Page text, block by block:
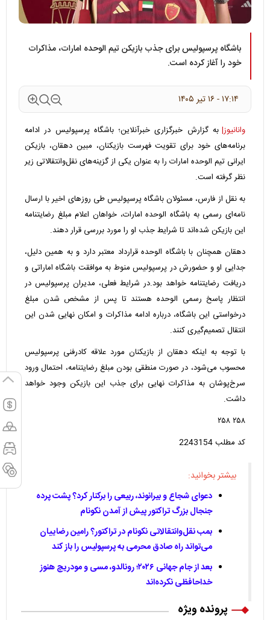
باشگاه پرسپولیس برای جذب بازیکن تیم الوحده امارات، مذاکرات
خود را آغاز کرده است.
۱۷:۱۴ - ۱۶ تير ۱۴۰۵
وانانیوز| به گزارش خبرگزاری خبرآنلاین؛ باشگاه پرسپولیس در ادامه
برنامه‌های خود برای تقویت فهرست بازیکنان، مبین دهقان، بازیکن
ایرانی تیم الوحده امارات را به عنوان یکی از گزینه‌های نقل‌وانتقالاتی زیر
نظر گرفته است.
به نقل از فارس، مسئولان باشگاه پرسپولیس طی روزهای اخیر با ارسال
نامه‌ای رسمی به باشگاه الوحده امارات، خواهان اعلام مبلغ رضایتنامه
این بازیکن شده‌اند تا شرایط جذب او را مورد بررسی قرار دهند.
دهقان همچنان با باشگاه الوحده قرارداد معتبر دارد و به همین دلیل،
جدایی او و حضورش در پرسپولیس منوط به موافقت باشگاه اماراتی و
دریافت رضایتنامه خواهد بود.در شرایط فعلی، مدیران پرسپولیس در
انتظار پاسخ رسمی الوحده هستند تا پس از مشخص شدن مبلغ
درخواستی این باشگاه، درباره ادامه مذاکرات و امکان نهایی شدن این
انتقال تصمیم‌گیری کنند.
با توجه به اینکه دهقان از بازیکنان مورد علاقه کادرفنی پرسپولیس
محسوب می‌شود، در صورت منطقی بودن مبلغ رضایتنامه، احتمال ورود
سرخ‌پوشان به مذاکرات نهایی برای جذب این بازیکن وجود خواهد
داشت.
۲۵۸ ۲۵۸
کد مطلب2243154
بیشتر بخوانید:
دعوای شجاع و بیرانوند، ربیعی را برکنار کرد؟ پشت پرده
جنجال بزرگ تراکتور پیش از آمدن نکونام
بمب نقل‌وانتقالاتی نکونام در تراکتور؟ رامین رضاییان
می‌تواند راه صادق محرمی به پرسپولیس را باز کند
بعد از جام جهانی ۲۰۲۶؛ رونالدو، مسی و مودریچ هنوز
خداحافظی نکرده‌اند
پرونده ویژه